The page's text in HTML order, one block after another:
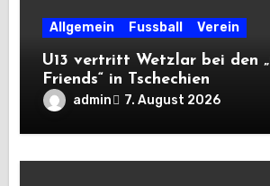
Allgemein Fussball Verein
U13 vertritt Wetzlar bei den
Friends“ in Tschechien
admin 7. August 2026